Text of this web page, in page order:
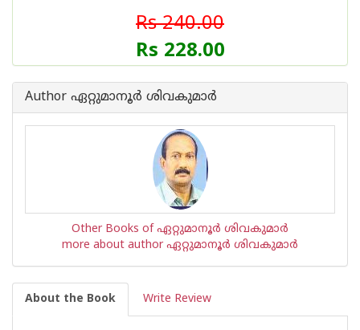
Rs 240.00
Rs 228.00
Author ഏറ്റുമാനൂര്‍ ശിവകുമാര്‍
Other Books of ഏറ്റുമാനൂര്‍ ശിവകുമാര്‍
more about author ഏറ്റുമാനൂര്‍ ശിവകുമാര്‍
About the Book Write Review